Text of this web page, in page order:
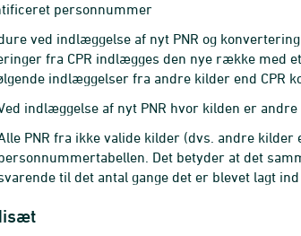
personnummer
ved indlæggelse af nyt PNR og
fra CPR indlægges den nye række med
indlæggelser fra andre kilder end CPR
indlæggelse af nyt PNR hvor kilden er
PNR fra ikke valide kilder (dvs. andre
Det betyder at det
til det antal gange det er blevet lagt